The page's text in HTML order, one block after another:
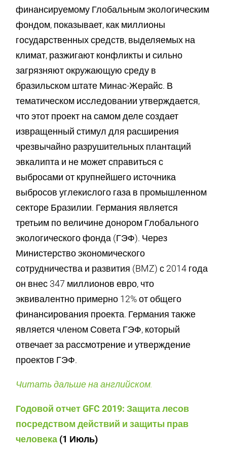
финансируемому Глобальным экологическим
фондом, показывает, как миллионы
государственных средств, выделяемых на
климат, разжигают конфликты и сильно
загрязняют окружающую среду в
бразильском штате Минас-Жерайс. В
тематическом исследовании утверждается,
что этот проект на самом деле создает
извращенный стимул для расширения
чрезвычайно разрушительных плантаций
эвкалипта и не может справиться с
выбросами от крупнейшего источника
выбросов углекислого газа в промышленном
секторе Бразилии. Германия является
третьим по величине донором Глобального
экологического фонда (ГЭФ). Через
Министерство экономического
сотрудничества и развития (BMZ) с 2014 года
он внес 347 миллионов евро, что
эквивалентно примерно 12% от общего
финансирования проекта. Германия также
является членом Совета ГЭФ, который
отвечает за рассмотрение и утверждение
проектов ГЭФ.
Читать дальше на английском.
Годовой отчет GFC 2019: Защита лесов
посредством действий и защиты прав
человека (1 Июль)